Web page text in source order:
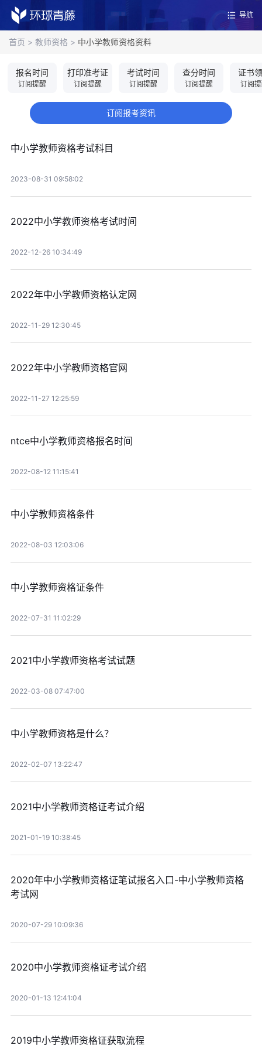
导航
首页 > 教师资格 > 中小学教师资格资料
报名时间
订阅提醒
打印准考证
订阅提醒
考试时间
订阅提醒
查分时间
订阅提醒
证书
订阅
订阅报考资讯
中小学教师资格考试科目
2023-08-31 09:58:02
2022中小学教师资格考试时间
2022-12-26 10:34:49
2022年中小学教师资格认定网
2022-11-29 12:30:45
2022年中小学教师资格官网
2022-11-27 12:25:59
ntce中小学教师资格报名时间
2022-08-12 11:15:41
中小学教师资格条件
2022-08-03 12:03:06
中小学教师资格证条件
2022-07-31 11:02:29
2021中小学教师资格考试试题
2022-03-08 07:47:00
中小学教师资格是什么？
2022-02-07 13:22:47
2021中小学教师资格证考试介绍
2021-01-19 10:38:45
2020年中小学教师资格证笔试报名入口-中小学教师资格
考试网
2020-07-29 10:09:36
2020中小学教师资格证考试介绍
2020-01-13 12:41:04
2019中小学教师资格证获取流程